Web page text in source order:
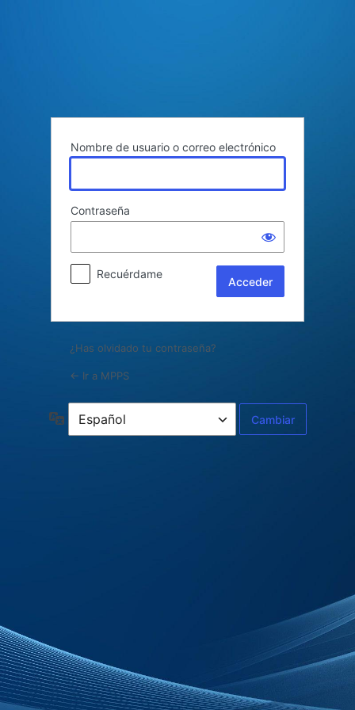
Nombre de usuario o correo electrónico
Contraseña
Recuérdame
¿Has olvidado tu contraseña?
← Ir a MPPS
Idioma